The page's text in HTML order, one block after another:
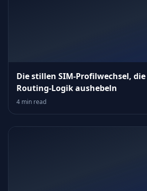
Die stillen SIM‑Profilwechsel,
Routing‑Logik aushebeln
4 min read